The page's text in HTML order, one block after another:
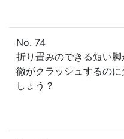
No. 74
折り畳みのできる短い
徹がクラッシュするの
しょう？